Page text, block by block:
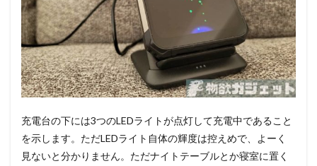
充電台の下には3つのLEDライトが点灯して充電中であること
を示します。ただLEDライト自体の輝度は控えめで、よーく
見ないと分かりません。ただナイトテーブルとか寝室に置く